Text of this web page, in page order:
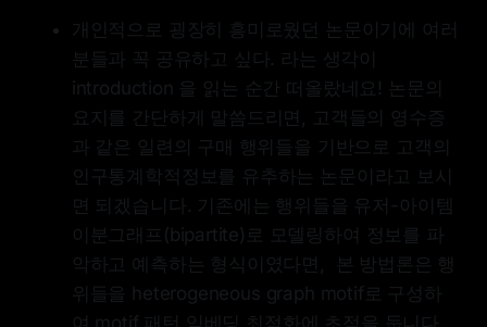
개인적으로 굉장히 흥미로웠던 논문이기에 여러
분들과 꼭 공유하고 싶다. 라는 생각이
introduction 을 읽는 순간 떠올랐네요! 논문의
요지를 간단하게 말씀드리면, 고객들의 영수증
과 같은 일련의 구매 행위들을 기반으로 고객의
인구통계학적정보를 유추하는 논문이라고 보시
면 되겠습니다. 기존에는 행위들을 유저-아이템
이분그래프(bipartite)로 모델링하여 정보를 파
악하고 예측하는 형식이였다면, 본 방법론은 행
위들을 heterogeneous graph motif로 구성하
여 motif 패턴 임베딩 최적화에 초점을 둡니다.